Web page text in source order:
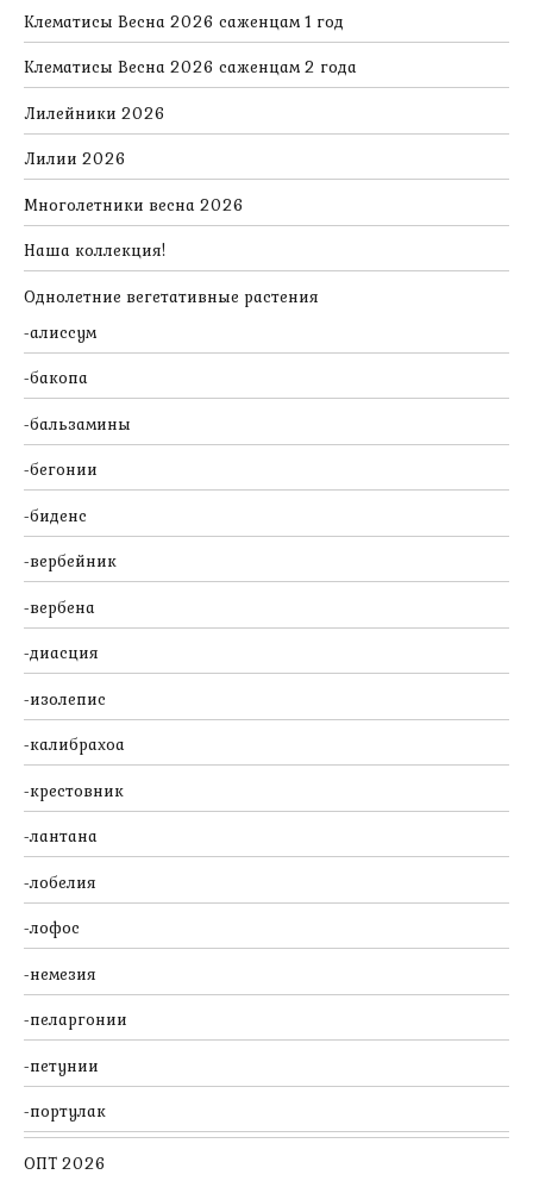
Клематисы Весна 2026 саженцам 1 год
Клематисы Весна 2026 саженцам 2 года
Лилейники 2026
Лилии 2026
Многолетники весна 2026
Наша коллекция!
Однолетние вегетативные растения
алиссум
бакопа
бальзамины
бегонии
биденс
вербейник
вербена
диасция
изолепис
калибрахоа
крестовник
лантана
лобелия
лофос
немезия
пеларгонии
петунии
портулак
ОПТ 2026